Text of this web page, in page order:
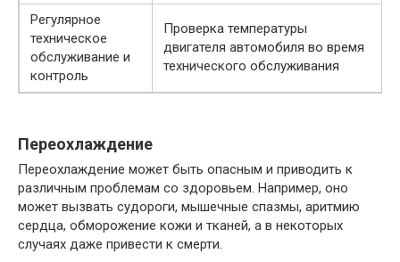
Регулярное
техническое
обслуживание и
контроль
Проверка температуры
двигателя автомобиля во время
технического обслуживания
Переохлаждение
Переохлаждение может быть опасным и приводить к
различным проблемам со здоровьем. Например, оно
может вызвать судороги, мышечные спазмы, аритмию
сердца, обморожение кожи и тканей, а в некоторых
случаях даже привести к смерти.